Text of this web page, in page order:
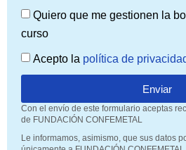
Quiero que me gestionen la
curso
Acepto la política de
Enviar
Con el envío de este formulario aceptas
de FUNDACIÓN CONFEMETAL
Le informamos, asimismo, que sus datos